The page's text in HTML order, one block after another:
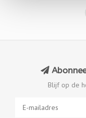
Blijf op de